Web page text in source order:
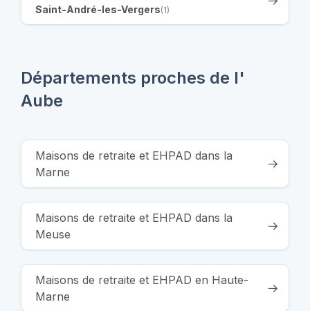
Saint-André-les-Vergers(1)
Départements proches de l'
Aube
Maisons de retraite et EHPAD dans la
Marne
Maisons de retraite et EHPAD dans la
Meuse
Maisons de retraite et EHPAD en Haute-
Marne